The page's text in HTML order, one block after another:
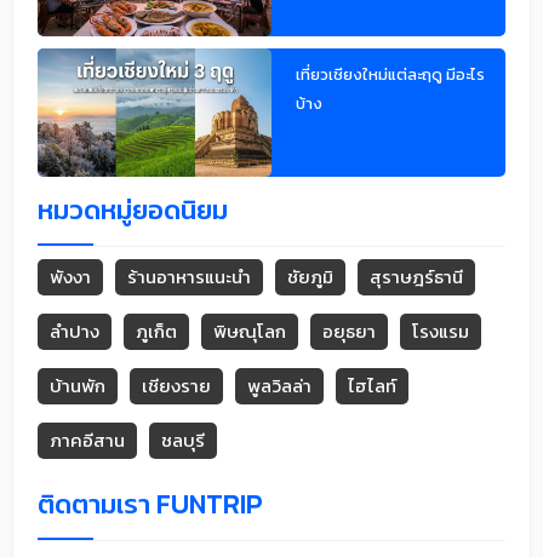
เที่ยวเชียงใหม่แต่ละฤดู มีอะไร
บ้าง
หมวดหมู่ยอดนิยม
พังงา ร้านอาหารแนะนำ ชัยภูมิ
สุราษฎร์ธานี
ลำปาง
ภูเก็ต พิษณุโลก อยุธยา
โรงแรม
บ้านพัก
เชียงราย พูลวิลล่า
ไฮไลท์
ภาคอีสาน
ชลบุรี
ติดตามเรา FUNTRIP